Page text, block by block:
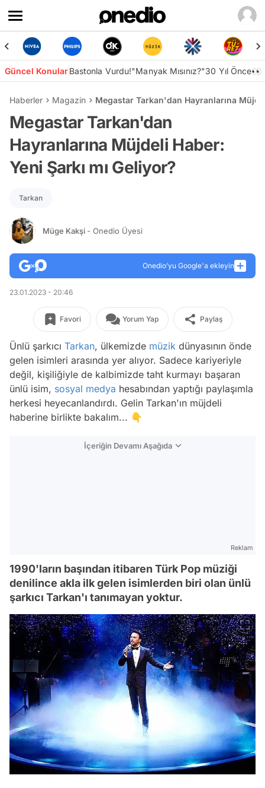
Güncel KonularBastonla Vurdu!"Manyak Mısınız?"30 Yıl Önce👀
Haberler Magazin Megastar Tarkan'dan Hayranlarına
Megastar Tarkan'dan
Hayranlarına Müjdeli Haber:
Yeni Şarkı mı Geliyor?
Tarkan
Müge Kakşi - Onedio Üyesi
Onedio’yu Google'a ekleyin
23.01.2023 - 20:46
Favori Yorum Yap Paylaş
Ünlü şarkıcı Tarkan, ülkemizde müzik dünyasının önde
gelen isimleri arasında yer alıyor. Sadece kariyeriyle
değil, kişiliğiyle de kalbimizde taht kurmayı başaran
ünlü isim, sosyal medya hesabından yaptığı paylaşımla
herkesi heyecanlandırdı. Gelin Tarkan'ın müjdeli
haberine birlikte bakalım... 👇
İçeriğin Devamı Aşağıda
Reklam
1990'ların başından itibaren Türk Pop müziği
denilince akla ilk gelen isimlerden biri olan ünlü
şarkıcı Tarkan'ı tanımayan yoktur.